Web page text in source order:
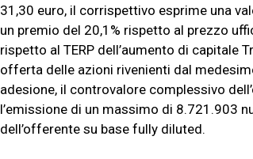
31,30 euro, il corrispettivo esprime una
un premio del 20,1% rispetto al prezzo
rispetto al TERP dell’aumento di capitale
offerta delle azioni rivenienti dal
adesione, il controvalore complessivo
l’emissione di un massimo di 8.721.903
dell’offerente su base fully diluted.